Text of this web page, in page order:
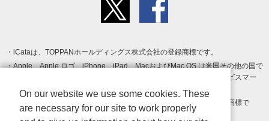
iCataは、TOPPANホールディングス株式会社の登録商標です。
Apple、Apple ロゴ、iPhone、iPad、MacおよびMac OS は米国その他の国で
登録された Apple Inc. の商標です。App Store は Apple Inc. のサービスマー
クです。
Android、Google Play および Google Play ロゴ は Google LLC の商標で
す。
On our website we use some cookies. These
are necessary for our site to work properly